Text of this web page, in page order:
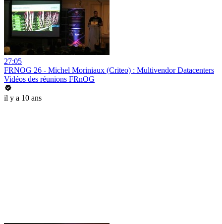
27:05
FRNOG 26 - Michel Moriniaux (Criteo) : Multivendor Datacenters
Vidéos des réunions FRnOG
il y a 10 ans